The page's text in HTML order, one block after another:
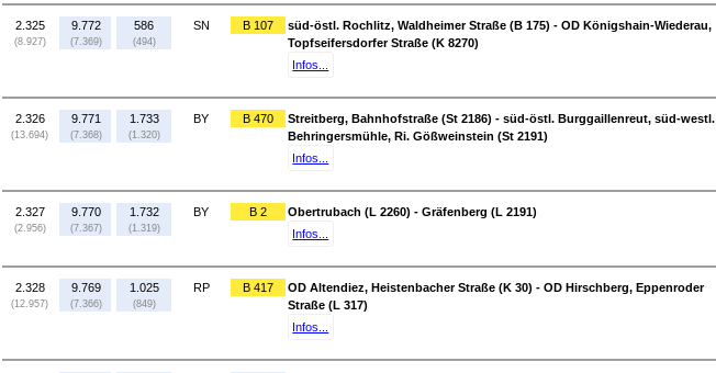
2.325
(8.927)
9.772
(7.369)
586
(494)
SN B 107
süd-östl. Rochlitz, Waldheimer Straße (B 175) - OD Königshain-Wiederau,
Topfseifersdorfer Straße (K 8270)
Infos...
2.326
(13.694)
9.771
(7.368)
1.733
(1.320)
BY B 470
Streitberg, Bahnhofstraße (St 2186) - süd-östl. Burggaillenreut, süd-westl.
Behringersmühle, Ri. Gößweinstein (St 2191)
Infos...
2.327
(2.956)
9.770
(7.367)
1.732
(1.319)
BY B 2
Obertrubach (L 2260) - Gräfenberg (L 2191)
Infos...
2.328
(12.957)
9.769
(7.366)
1.025
(849)
RP B 417
OD Altendiez, Heistenbacher Straße (K 30) - OD Hirschberg, Eppenroder
Straße (L 317)
Infos...